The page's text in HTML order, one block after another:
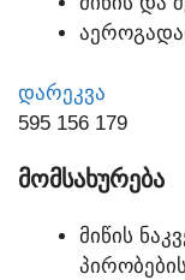
ᲓᲐᲠᲔᲙᲕᲐ
595 156 179
ᲛᲝᲛᲡᲐᲮᲣᲠᲔᲑᲐ
ᲛᲘᲬᲘᲡ